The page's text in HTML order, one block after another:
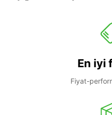
En iyi
Fiyat-